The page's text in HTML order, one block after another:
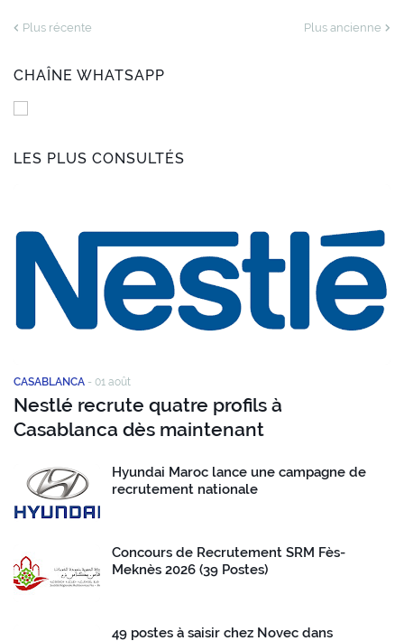
Plus récente Plus ancienne
CHAÎNE WHATSAPP
LES PLUS CONSULTÉS
CASABLANCA - 01 août
Nestlé recrute quatre profils à
Casablanca dès maintenant
Hyundai Maroc lance une campagne de
recrutement nationale
Concours de Recrutement SRM Fès-
Meknès 2026 (39 Postes)
49 postes à saisir chez Novec dans